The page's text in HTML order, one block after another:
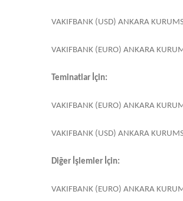
VAKIFBANK (USD) ANKARA
VAKIFBANK (EURO) ANKARA
Teminatlar İçin:
VAKIFBANK (EURO) ANKARA
VAKIFBANK (USD) ANKARA
Diğer İşlemler İçin:
VAKIFBANK (EURO) ANKARA